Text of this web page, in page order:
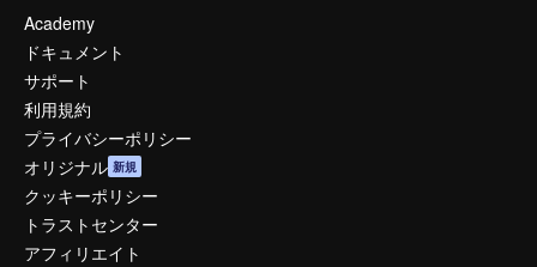
Academy
ドキュメント
サポート
利用規約
プライバシーポリシー
オリジナル 新規
クッキーポリシー
トラストセンター
アフィリエイト